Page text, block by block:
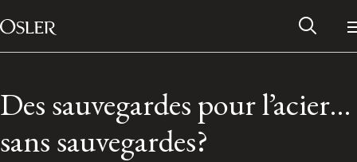
Passer au contenu
Main Navigation
Des sauvegardes pour l’acier…
sans sauvegardes?